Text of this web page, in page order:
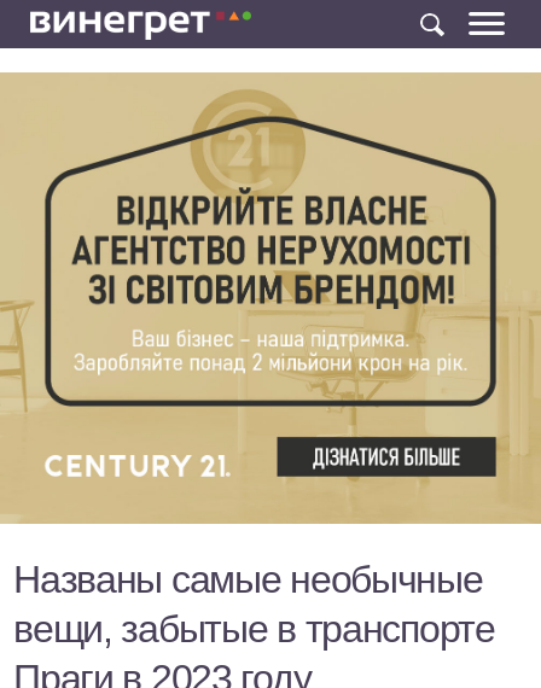
Названы самые необычные
вещи, забытые в транспорте
Праги в 2023 году